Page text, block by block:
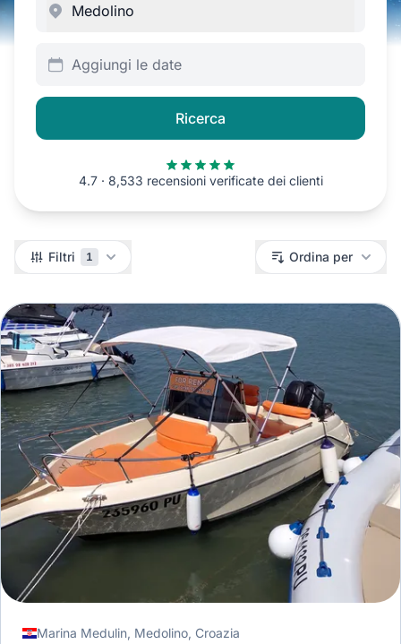
Aggiungi le date
Ricerca
4.7 · 8,533 recensioni verificate dei clienti
Filtri Filtri 1 Ordina per
Marina Medulin, Medolino, Croazia